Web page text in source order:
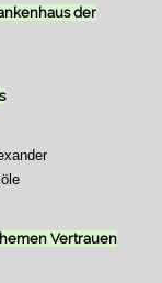
der
Vertrauen